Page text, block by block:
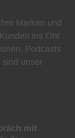
Marken und
ins Ohr
Podcasts
unser
mit